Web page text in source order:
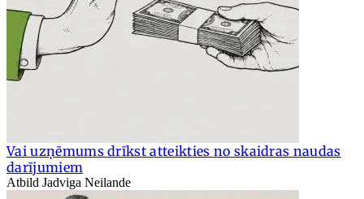
Vai uzņēmums drīkst atteikties no skaidras naudas
darījumiem
Atbild Jadviga Neilande